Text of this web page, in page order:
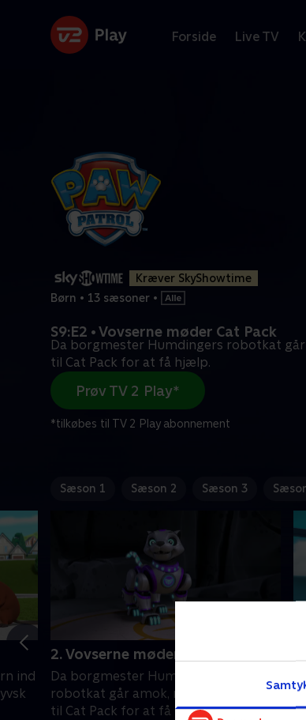
Forside Live TV
Kræver SkyShowtime
Børn • 13 sæsoner •
S9:E2 • Vovserne møder Cat Pack
Da borgmester Humdingers robotkat
til Cat Pack for at få hjælp.
Prøv TV 2 Play*
*tilkøbes til TV 2 Play abonnement
Sæson 1 Sæson 2 Sæson 3
ind
2. Vovserne møder Cat Pack
Da borgmester Humdingers
robotkat går amok, ringer vovserne
til Cat Pack for at få hjælp.